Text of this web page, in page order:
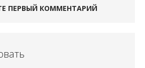
ПЕРВЫЙ КОММЕНТАРИЙ